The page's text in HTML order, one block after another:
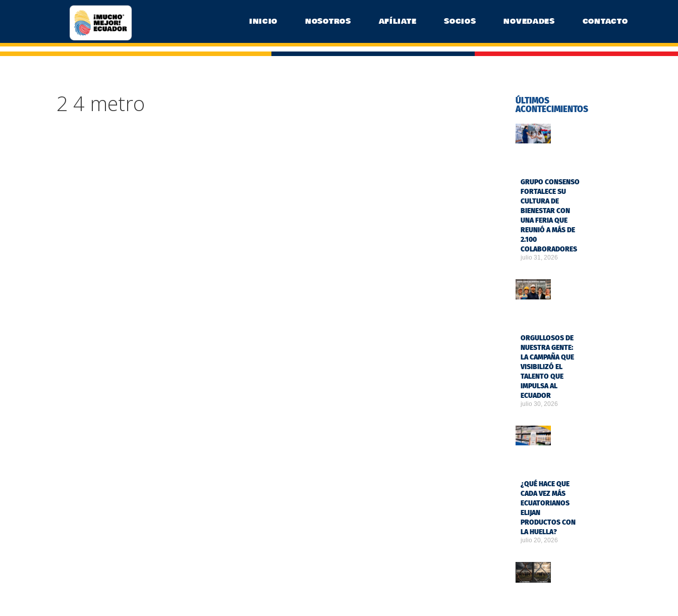
INICIO NOSOTROS AFÍLIATE SOCIOS NOVEDADES CONTACTO
2 4 metro
ÚLTIMOS
ACONTECIMIENTOS
GRUPO CONSENSO
FORTALECE SU
CULTURA DE
BIENESTAR CON
UNA FERIA QUE
REUNIÓ A MÁS DE
2.100
COLABORADORES
julio 31, 2026
ORGULLOSOS DE
NUESTRA GENTE:
LA CAMPAÑA QUE
VISIBILIZÓ EL
TALENTO QUE
IMPULSA AL
ECUADOR
julio 30, 2026
¿QUÉ HACE QUE
CADA VEZ MÁS
ECUATORIANOS
ELIJAN
PRODUCTOS CON
LA HUELLA?
julio 20, 2026